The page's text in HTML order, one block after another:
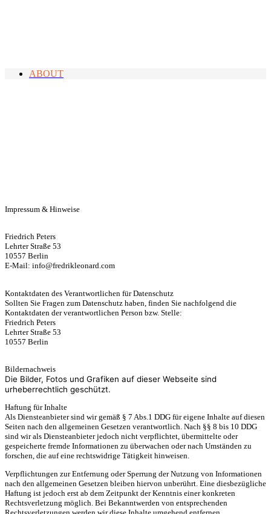
ABOUT
Impressum & Hinweise
Friedrich Peters
Lehrter Straße 53
10557 Berlin
E-Mail: info@fredrikleonard.com
Kontaktdaten des Verantwortlichen für Datenschutz
Sollten Sie Fragen zum Datenschutz haben, finden Sie nachfolgend die
Kontaktdaten der verantwortlichen Person bzw. Stelle:
Friedrich Peters
Lehrter Straße 53
10557 Berlin
Bildernachweis
Die Bilder, Fotos und Grafiken auf dieser Webseite sind
urheberrechtlich geschützt.
Haftung für Inhalte
Als Diensteanbieter sind wir gemäß § 7 Abs.1 DDG für eigene Inhalte auf diesen
Seiten nach den allgemeinen Gesetzen verantwortlich. Nach §§ 8 bis 10 DDG
sind wir als Diensteanbieter jedoch nicht verpflichtet, übermittelte oder
gespeicherte fremde Informationen zu überwachen oder nach Umständen zu
forschen, die auf eine rechtswidrige Tätigkeit hinweisen.
Verpflichtungen zur Entfernung oder Sperrung der Nutzung von Informationen
nach den allgemeinen Gesetzen bleiben hiervon unberührt. Eine diesbezügliche
Haftung ist jedoch erst ab dem Zeitpunkt der Kenntnis einer konkreten
Rechtsverletzung möglich. Bei Bekanntwerden von entsprechenden